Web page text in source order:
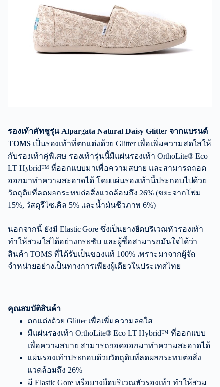
รองเท้าคัทชูรุ่น Alpargata Natural Daisy Glitter จากแบรนด์
TOMS เป็นรองเท้าที่ตกแต่งด้วย Glitter เพื่อเพิ่มความสดใสให้
กับรองเท้าคู่พิเศษ รองเท้ารุ่นนี้มีแผ่นรองเท้า OrthoLite® Eco
LT Hybrid™ ที่ออกแบบมาเพื่อความสบาย และสามารถถอด
ออกมาทำความสะอาดได้ โดยแผ่นรองเท้านี้ประกอบไปด้วย
วัตถุดิบที่ลดผลกระทบต่อสิ่งแวดล้อมถึง 26% (ขยะจากโฟม
15%, วัสดุรีไซเคิล 5% และน้ำมันชีวภาพ 6%)
นอกจากนี้ ยังมี Elastic Gore ซึ่งเป็นยางยืดบริเวณหัวรองเท้า
ทำให้สวมใส่ได้อย่างกระชับ และผู้ซื้อสามารถมั่นใจได้ว่า
สินค้า TOMS ที่ได้รับเป็นของแท้ 100% เพราะมาจากผู้จัด
จำหน่ายอย่างเป็นทางการเพียงผู้เดียวในประเทศไทย
คุณสมบัติสินค้า
ตกแต่งด้วย Glitter เพื่อเพิ่มความสดใส
มีแผ่นรองเท้า OrthoLite® Eco LT Hybrid™ ที่ออกแบบ
เพื่อความสบาย สามารถถอดออกมาทำความสะอาดได้
แผ่นรองเท้าประกอบด้วยวัตถุดิบที่ลดผลกระทบต่อสิ่ง
แวดล้อมถึง 26%
มี Elastic Gore หรือยางยืดบริเวณหัวรองเท้า ทำให้สวม